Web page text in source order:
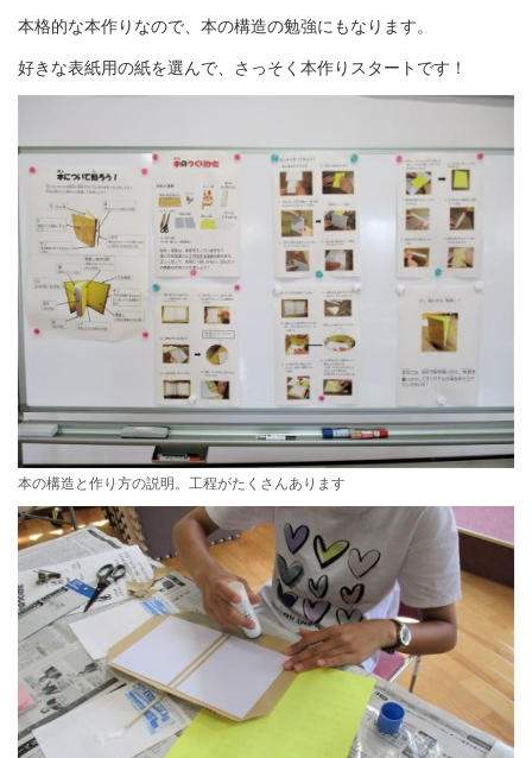
本格的な本作りなので、本の構造の勉強にもなります。
好きな表紙用の紙を選んで、さっそく本作りスタートです！
本の構造と作り方の説明。工程がたくさんあります